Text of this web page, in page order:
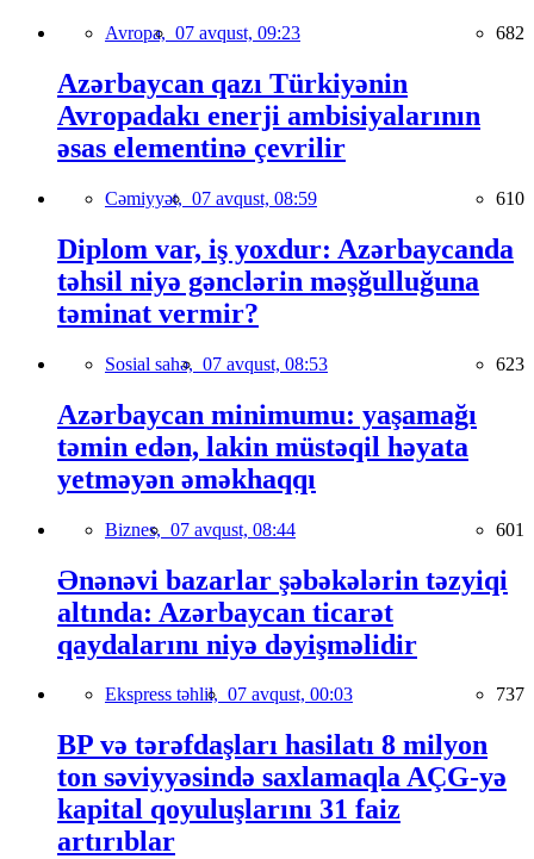
Avropa, 07 avqust, 09:23 682
Azərbaycan qazı Türkiyənin
Avropadakı enerji ambisiyalarının
əsas elementinə çevrilir
Cəmiyyət, 07 avqust, 08:59 610
Diplom var, iş yoxdur: Azərbaycanda
təhsil niyə gənclərin məşğulluğuna
təminat vermir?
Sosial sahə, 07 avqust, 08:53 623
Azərbaycan minimumu: yaşamağı
təmin edən, lakin müstəqil həyata
yetməyən əməkhaqqı
Biznes, 07 avqust, 08:44 601
Ənənəvi bazarlar şəbəkələrin təzyiqi
altında: Azərbaycan ticarət
qaydalarını niyə dəyişməlidir
Ekspress təhlil, 07 avqust, 00:03 737
BP və tərəfdaşları hasilatı 8 milyon
ton səviyyəsində saxlamaqla AÇG-yə
kapital qoyuluşlarını 31 faiz
artırıblar